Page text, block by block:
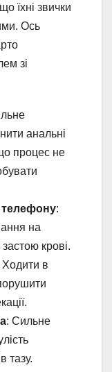
їхні звички
Ось
зі
анальні
процес не
телефону:
на
крові.
Ходити в
: Сильне
тазу.